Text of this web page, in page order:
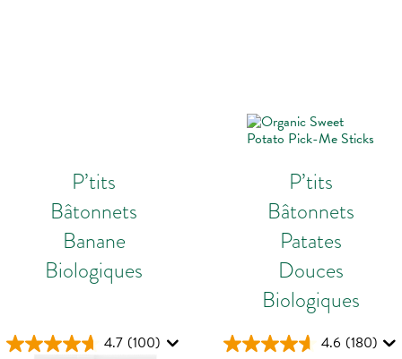
P’tits
Bâtonnets
Banane
Biologiques
4.7 (100)
P’tits
Bâtonnets
Patates
Douces
Biologiques
4.6 (180)